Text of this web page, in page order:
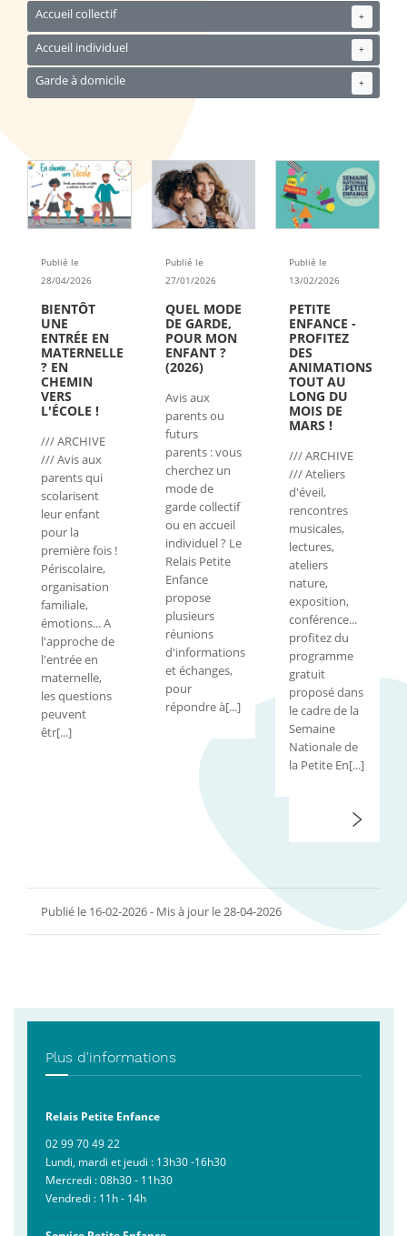
Accueil collectif +
Accueil individuel +
Garde à domicile +
Publié le
28/04/2026
BIENTÔT
UNE
ENTRÉE EN
MATERNELLE
? EN
CHEMIN
VERS
L'ÉCOLE !
/// ARCHIVE
/// Avis aux
parents qui
scolarisent
leur enfant
pour la
première fois !
Périscolaire,
organisation
familiale,
émotions... A
l'approche de
l'entrée en
maternelle,
les questions
peuvent
êtr[...]
Publié le
27/01/2026
QUEL MODE
DE GARDE,
POUR MON
ENFANT ?
(2026)
Avis aux
parents ou
futurs
parents : vous
cherchez un
mode de
garde collectif
ou en accueil
individuel ? Le
Relais Petite
Enfance
propose
plusieurs
réunions
d'informations
et échanges,
pour
répondre à[...]
Publié le
13/02/2026
PETITE
ENFANCE -
PROFITEZ
DES
ANIMATIONS
TOUT AU
LONG DU
MOIS DE
MARS !
/// ARCHIVE
/// Ateliers
d'éveil,
rencontres
musicales,
lectures,
ateliers
nature,
exposition,
conférence...
profitez du
programme
gratuit
proposé dans
le cadre de la
Semaine
Nationale de
la Petite En[...]
Publié le 16-02-2026 - Mis à jour le 28-04-2026
Plus d'informations
Relais Petite Enfance
02 99 70 49 22
Lundi, mardi et jeudi : 13h30 -16h30
Mercredi : 08h30 - 11h30
Vendredi : 11h - 14h